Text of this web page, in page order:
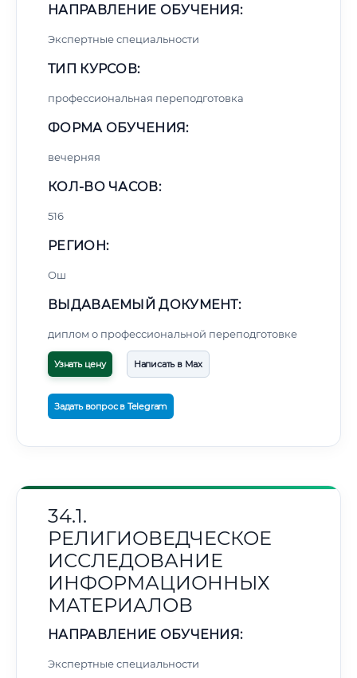
НАПРАВЛЕНИЕ ОБУЧЕНИЯ:
Экспертные специальности
ТИП КУРСОВ:
профессиональная переподготовка
ФОРМА ОБУЧЕНИЯ:
вечерняя
КОЛ-ВО ЧАСОВ:
516
РЕГИОН:
Ош
ВЫДАВАЕМЫЙ ДОКУМЕНТ:
диплом о профессиональной переподготовке
Узнать цену Написать в Max
Задать вопрос в Telegram
34.1.
РЕЛИГИОВЕДЧЕСКОЕ
ИССЛЕДОВАНИЕ
ИНФОРМАЦИОННЫХ
МАТЕРИАЛОВ
НАПРАВЛЕНИЕ ОБУЧЕНИЯ:
Экспертные специальности